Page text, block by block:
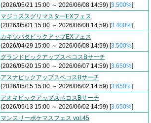
(2026/05/21 15:00 ～ 2026/06/08 14:59) [3.500%]
マジコススグリマスターEXフェス
(2026/05/01 15:00 ～ 2026/06/08 14:59) [3.400%]
カキツバタピックアップEXフェス
(2026/04/29 15:00 ～ 2026/06/08 14:59) [3.500%]
グランドピックアップスペコスBサーチ
(2026/05/20 15:00 ～ 2026/06/07 14:59) [3.650%]
アスナピックアップスペコスBサーチ
(2026/05/15 15:00 ～ 2026/06/02 14:59) [3.650%]
アオキピックアップスペコスBサーチ
(2026/05/13 15:00 ～ 2026/06/02 14:59) [3.650%]
マンスリーポケマスフェス vol.45